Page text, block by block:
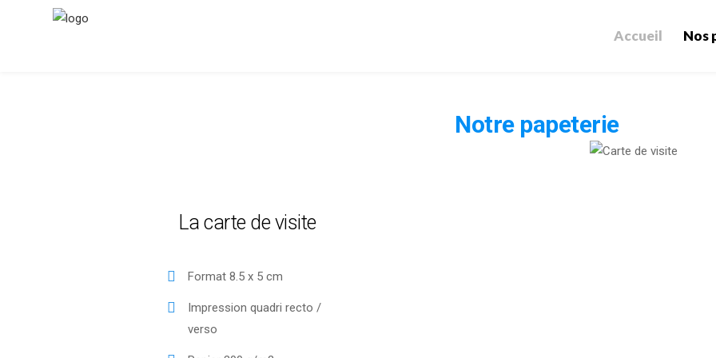
Accueil Nos
Notre papeterie
La carte de visite
Format 8.5 x 5 cm
Impression quadri recto /
verso